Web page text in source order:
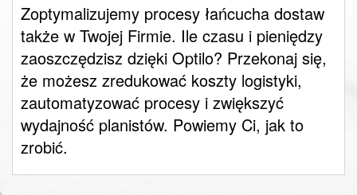
Zoptymalizujemy procesy łańcucha dostaw
także w Twojej Firmie. Ile czasu i pieniędzy
zaoszczędzisz dzięki Optilo? Przekonaj się,
że możesz zredukować koszty logistyki,
zautomatyzować procesy i zwiększyć
wydajność planistów. Powiemy Ci, jak to
zrobić.